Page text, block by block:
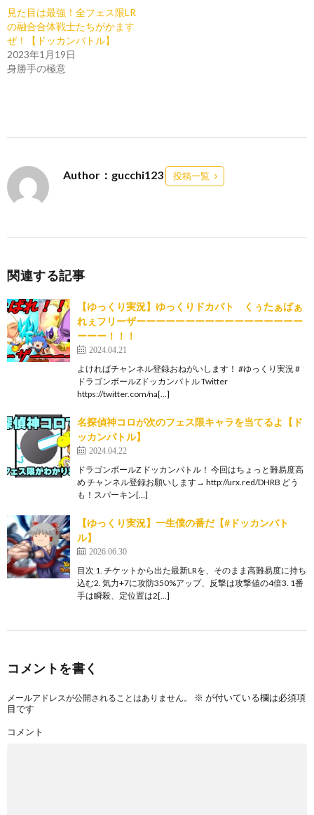
見た目は最強！全フェス限LR
の融合合体戦士たちがかます
ぜ！【ドッカンバトル】
2023年1月19日
身勝手の極意
Author：gucchi123 投稿一覧
関連する記事
【ゆっくり実況】ゆっくりドカバト くぅたぁばぁ
れぇフリーザーーーーーーーーーーーーーーーーー
ーーー！！！
2024.04.21
よければチャンネル登録おねがいします！ #ゆっくり実況 #
ドラゴンボールZドッカンバトル Twitter
https://twitter.com/na[…]
名探偵神コロが次のフェス限キャラを当てるよ【ド
ッカンバトル】
2024.04.22
ドラゴンボールZ ドッカンバトル！ 今回はちょっと難易度高
め チャンネル登録お願いします→ http://urx.red/DHRB どう
も！スパーキン[…]
【ゆっくり実況】一生僕の番だ【#ドッカンバト
ル】
2026.06.30
目次 1. チケットから出た最新LRを、そのまま高難易度に持ち
込む2. 気力+7に攻防350%アップ、反撃は攻撃値の4倍3. 1番
手は瞬殺、定位置は2[…]
コメントを書く
メールアドレスが公開されることはありません。 ※ が付いている欄は必須項
目です
コメント